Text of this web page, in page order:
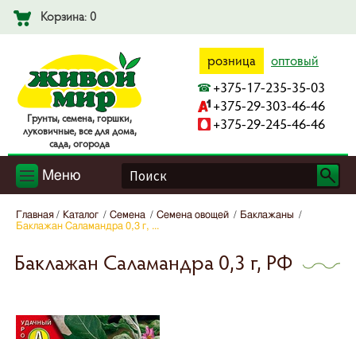
Корзина: 0
Гpyнты, ceмeнa, гopшки,
лyкoвичныe, вce для дoмa,
caдa, oгopoдa
розница оптовый
+375-17-235-35-03
+375-29-303-46-46
+375-29-245-46-46
Меню
Главная Каталог Семена Семена овощей
Баклажаны
Баклажан Саламандра 0,3 г, ...
Баклажан Саламандра 0,3 г, РФ